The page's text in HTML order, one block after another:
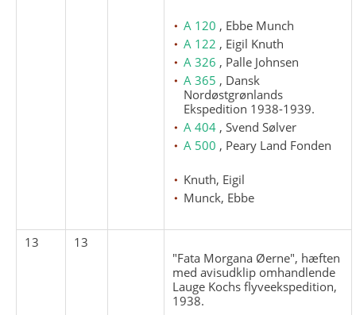
A 120 , Ebbe Munch
A 122 , Eigil Knuth
A 326 , Palle Johnsen
A 365 , Dansk
Nordøstgrønlands
Ekspedition 1938-1939.
A 404 , Svend Sølver
A 500 , Peary Land Fonden
Knuth, Eigil
Munck, Ebbe
13
13
"Fata Morgana Øerne", hæften
med avisudklip omhandlende
Lauge Kochs flyveekspedition,
1938.